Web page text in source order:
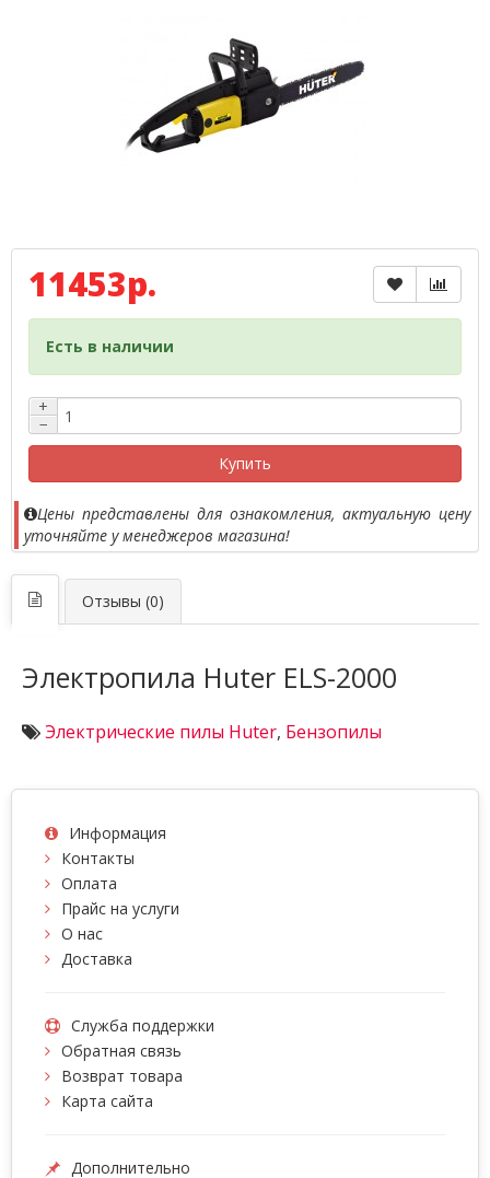
11453р.
Есть в наличии
+
−
Купить
Цены представлены для ознакомления, актуальную цену
уточняйте у менеджеров магазина!
Отзывы (0)
Электропила Huter ELS-2000
Электрические пилы Huter, Бензопилы
Информация
Контакты
Оплата
Прайс на услуги
О нас
Доставка
Служба поддержки
Обратная связь
Возврат товара
Карта сайта
Дополнительно